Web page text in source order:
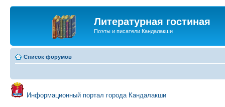
Литературная гостиная
Поэты и писатели Кандалакши
Список форумов
Информационный портал города Кандалакши